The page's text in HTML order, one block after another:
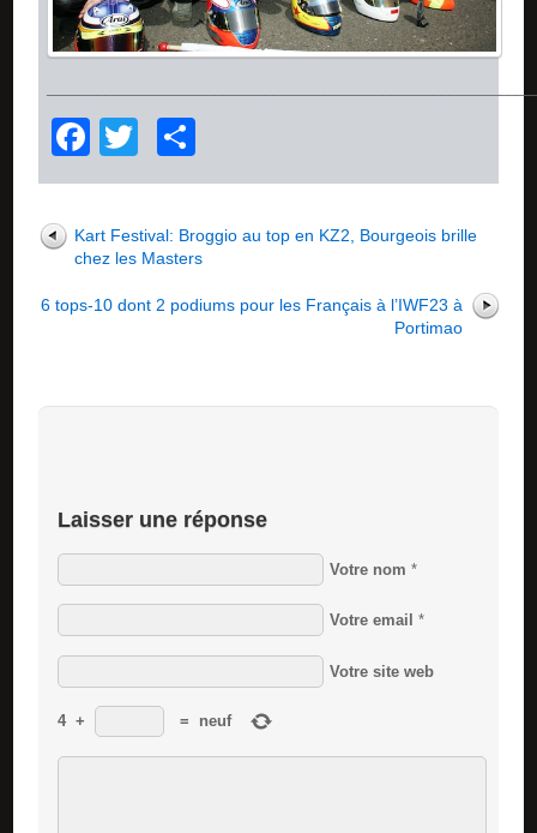
Facebook
Twitter
Kart Festival: Broggio au top en KZ2, Bourgeois brille
chez les Masters
6 tops-10 dont 2 podiums pour les Français à l’IWF23 à
Portimao
Laisser une réponse
Votre nom *
Votre email *
Votre site web
4 + = neuf